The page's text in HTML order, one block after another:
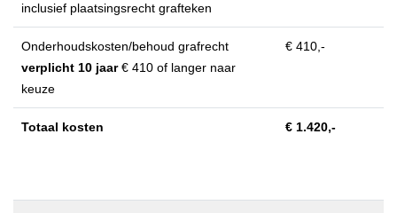
inclusief plaatsingsrecht grafteken
Onderhoudskosten/behoud grafrecht
verplicht 10 jaar€ 410 of langer naar
keuze
€ 410,-
Totaal kosten € 1.420,-